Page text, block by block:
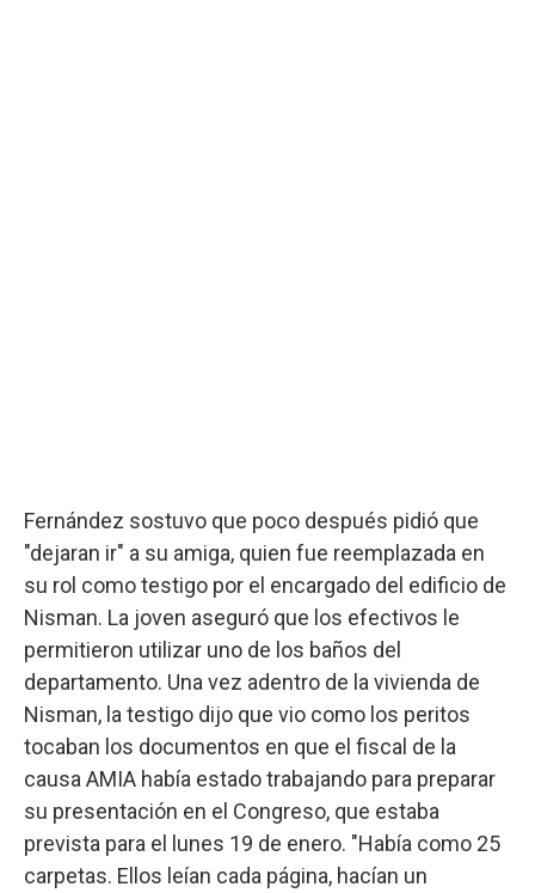
Fernández sostuvo que poco después pidió que
"dejaran ir" a su amiga, quien fue reemplazada en
su rol como testigo por el encargado del edificio de
Nisman. La joven aseguró que los efectivos le
permitieron utilizar uno de los baños del
departamento. Una vez adentro de la vivienda de
Nisman, la testigo dijo que vio como los peritos
tocaban los documentos en que el fiscal de la
causa AMIA había estado trabajando para preparar
su presentación en el Congreso, que estaba
prevista para el lunes 19 de enero. "Había como 25
carpetas. Ellos leían cada página, hacían un